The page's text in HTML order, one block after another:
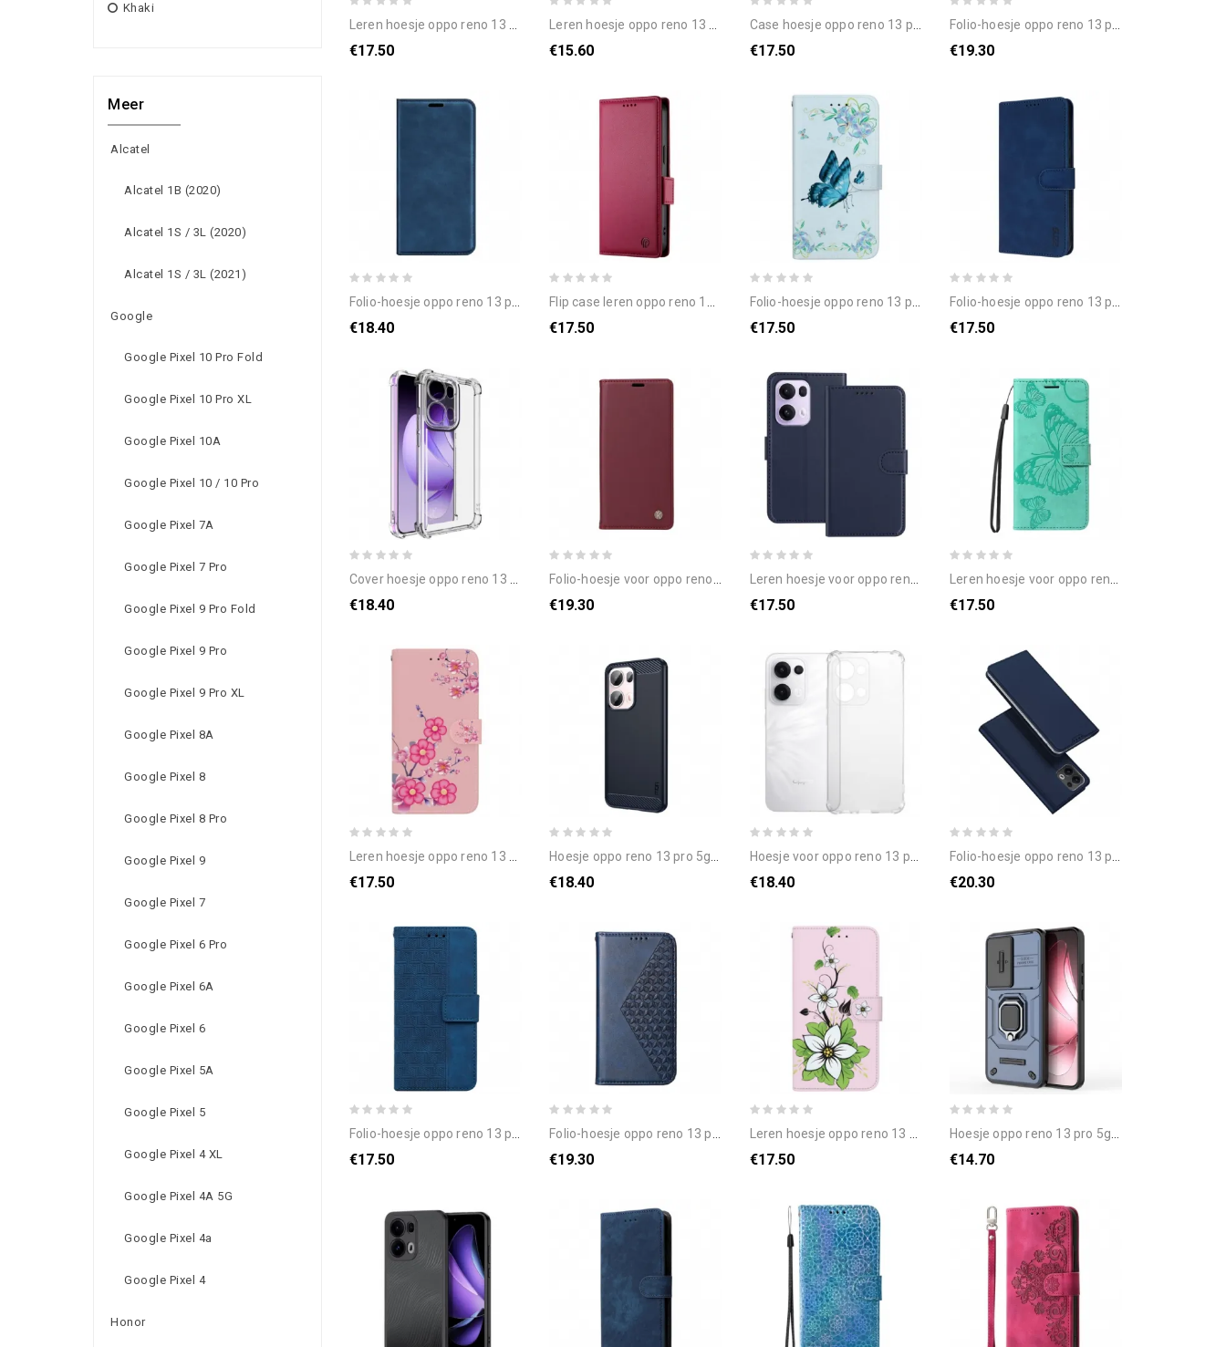
Khaki
Meer
Alcatel
Alcatel 1B (2020)
Alcatel 1S / 3L (2020)
Alcatel 1S / 3L (2021)
Google
Google Pixel 10 Pro Fold
Google Pixel 10 Pro XL
Google Pixel 10A
Google Pixel 10 / 10 Pro
Google Pixel 7A
Google Pixel 7 Pro
Google Pixel 9 Pro Fold
Google Pixel 9 Pro
Google Pixel 9 Pro XL
Google Pixel 8A
Google Pixel 8
Google Pixel 8 Pro
Google Pixel 9
Google Pixel 7
Google Pixel 6 Pro
Google Pixel 6A
Google Pixel 6
Google Pixel 5A
Google Pixel 5
Google Pixel 4 XL
Google Pixel 4A 5G
Google Pixel 4a
Google Pixel 4
Honor
leren hoesje oppo reno 13 pro 5g paarse pioenroos bescherming hoesje
€17.50
leren hoesje oppo reno 13 pro 5g nappaleer bescherming hoesje
€15.60
case hoesje oppo reno 13 pro 5g telefoonhoesje houtnerf
€17.50
folio-hoesje oppo reno 13 pro 5g telefoonhoesje azns
€19.30
folio-hoesje oppo reno 13 pro 5g klassiek
€18.40
flip case leren oppo reno 13 pro 5g klinknagel
€17.50
folio-hoesje oppo reno 13 pro 5g telefoonhoesje blauwe vlinders en bloemen
€17.50
folio-hoesje oppo reno 13 pro 5g telefoonhoesje azns lederlook
€17.50
cover hoesje oppo reno 13 pro 5g telefoonhoesje ux-4 serie imak
€18.40
folio-hoesje voor oppo reno 13 pro 5g ykatu
€19.30
leren hoesje voor oppo reno 13 pro 5g hybride
€17.50
leren hoesje voor oppo reno 13 pro 5g reuzenvlinders
€17.50
leren hoesje oppo reno 13 pro 5g sakura-patroon bescherming hoesje
€17.50
hoesje oppo reno 13 pro 5g geborsteld koolstofvezel bescherming hoesje
€18.40
hoesje voor oppo reno 13 pro 5g verstevigd transparant
€18.40
folio-hoesje oppo reno 13 pro 5g telefoonhoesje dux ducis skin pro-serie
€20.30
folio-hoesje oppo reno 13 pro 5g telefoonhoesje geweven patroon
€17.50
folio-hoesje oppo reno 13 pro 5g telefoonhoesje diamantpatroon met band
€19.30
leren hoesje oppo reno 13 pro 5g leliepatroon
€17.50
hoesje oppo reno 13 pro 5g duurzame ring met lensbescherming
€14.70